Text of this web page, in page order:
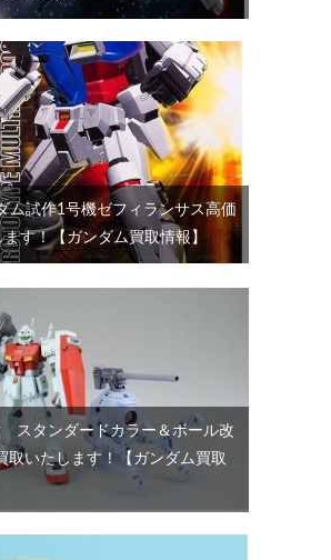
ム試作1号機ゼフィランサス高価
ます！【ガンダム買取情報】
スタンダードカラー＆ボール改
取いたします！【ガンダム買取